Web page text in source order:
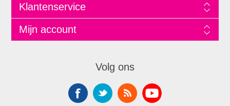
Klantenservice
Mijn account
Volg ons